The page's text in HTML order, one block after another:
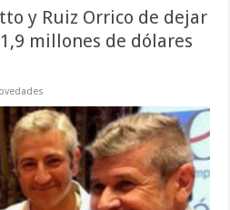
y Ruiz Orrico de dejar
millones de dólares